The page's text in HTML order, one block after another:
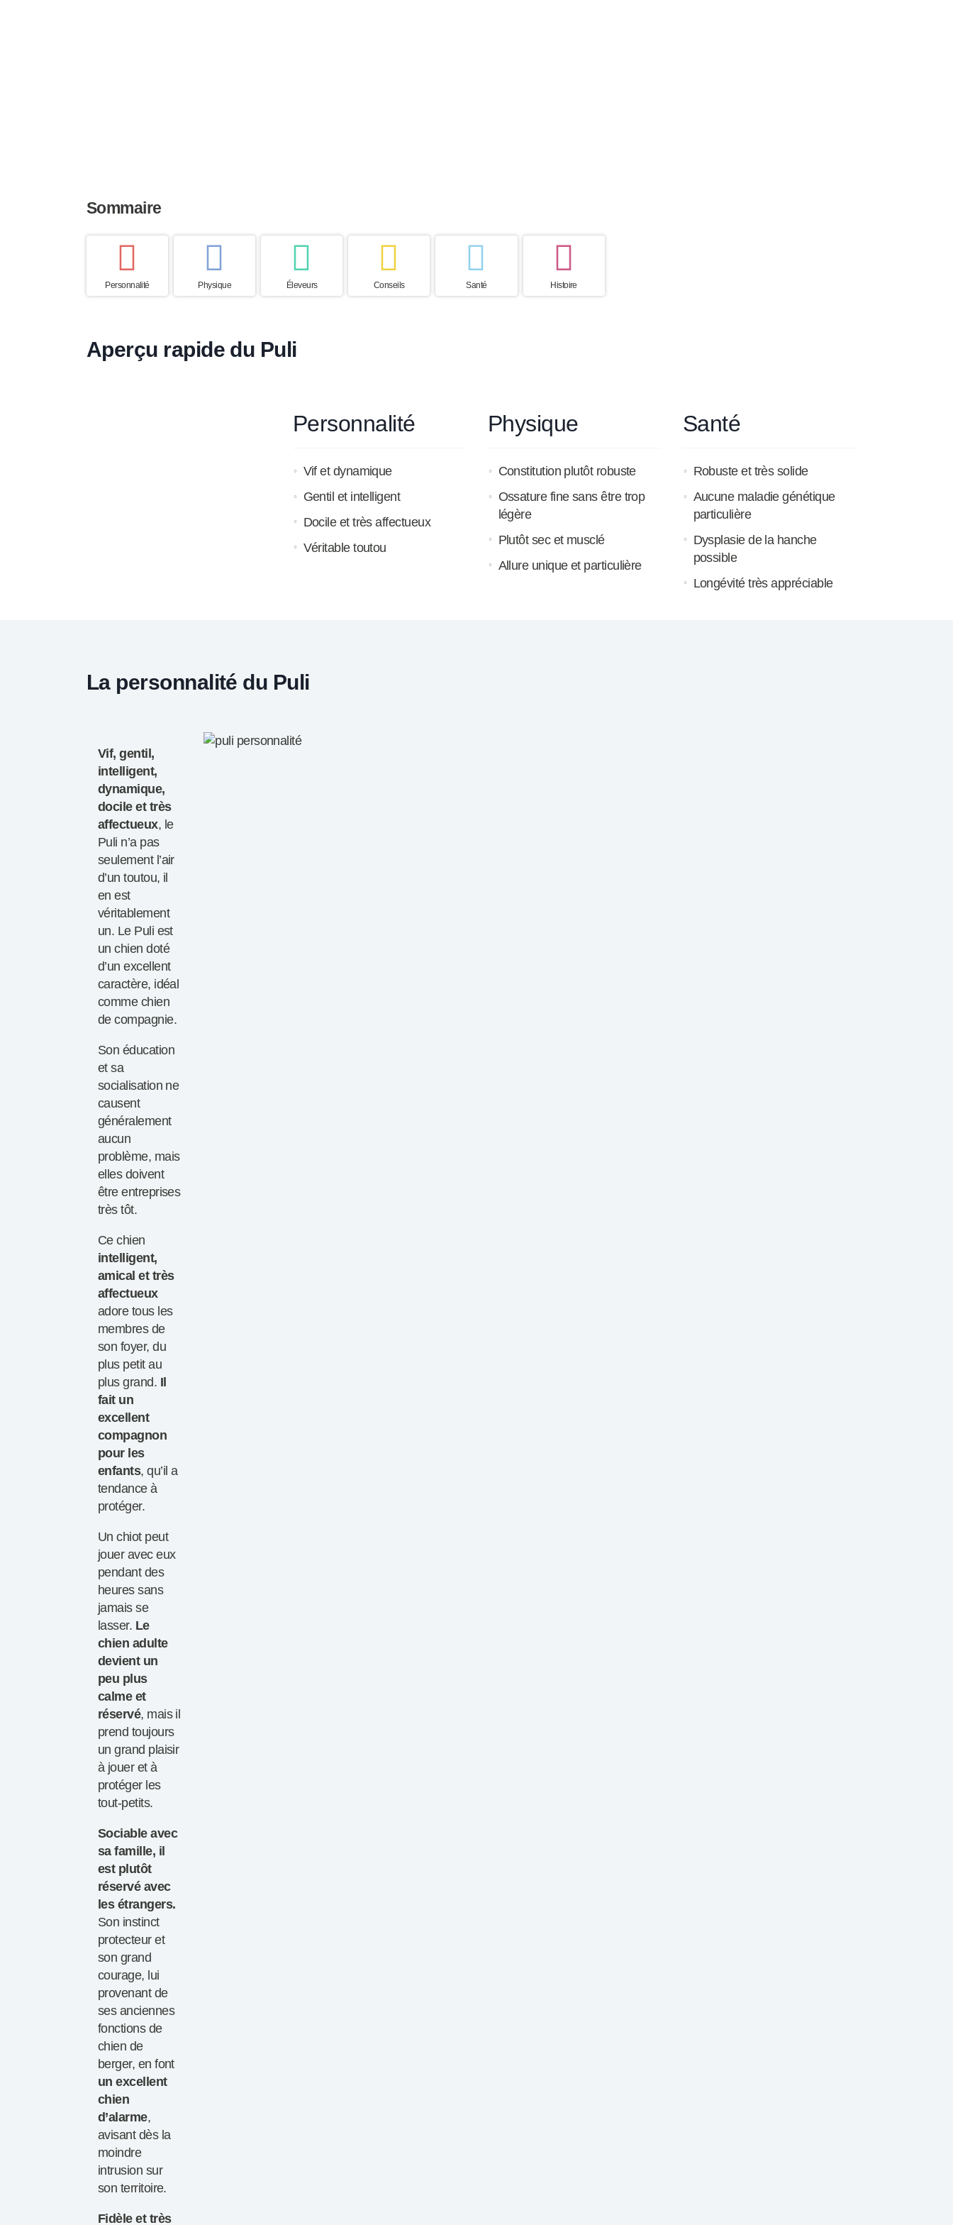
Sommaire
Personnalité Physique Éleveurs Conseils Santé Histoire
Aperçu rapide du Puli
Personnalité
Vif et dynamique
Gentil et intelligent
Docile et très affectueux
Véritable toutou
Physique
Constitution plutôt robuste
Ossature fine sans être trop
légère
Plutôt sec et musclé
Allure unique et particulière
Santé
Robuste et très solide
Aucune maladie génétique
particulière
Dysplasie de la hanche
possible
Longévité très appréciable
La personnalité du Puli
Vif, gentil,
intelligent,
dynamique,
docile et très
affectueux, le
Puli n’a pas
seulement l’air
d’un toutou, il
en est
véritablement
un. Le Puli est
un chien doté
d’un excellent
caractère, idéal
comme chien
de compagnie.
Son éducation
et sa
socialisation ne
causent
généralement
aucun
problème, mais
elles doivent
être entreprises
très tôt.
Ce chien
intelligent,
amical et très
affectueux
adore tous les
membres de
son foyer, du
plus petit au
plus grand. Il
fait un
excellent
compagnon
pour les
enfants, qu’il a
tendance à
protéger.
Un chiot peut
jouer avec eux
pendant des
heures sans
jamais se
lasser. Le
chien adulte
devient un
peu plus
calme et
réservé, mais il
prend toujours
un grand plaisir
à jouer et à
protéger les
tout-petits.
Sociable avec
sa famille, il
est plutôt
réservé avec
les étrangers.
Son instinct
protecteur et
son grand
courage, lui
provenant de
ses anciennes
fonctions de
chien de
berger, en font
un excellent
chien
d’alarme,
avisant dès la
moindre
intrusion sur
son territoire.
Fidèle et très